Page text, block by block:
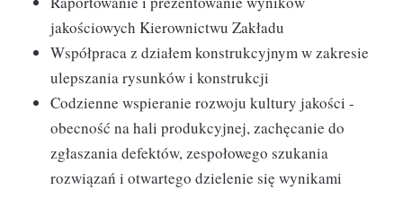
jakościowych Kierownictwu Zakładu
Współpraca z działem konstrukcyjnym w zakresie
ulepszania rysunków i konstrukcji
Codzienne wspieranie rozwoju kultury jakości -
obecność na hali produkcyjnej, zachęcanie do
zgłaszania defektów, zespołowego szukania
rozwiązań i otwartego dzielenie się wynikami